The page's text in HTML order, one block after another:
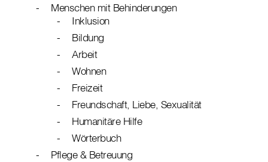
Menschen mit Behinderungen
Inklusion
Bildung
Arbeit
Wohnen
Freizeit
Freundschaft, Liebe, Sexualität
Humanitäre Hilfe
Wörterbuch
Pflege & Betreuung